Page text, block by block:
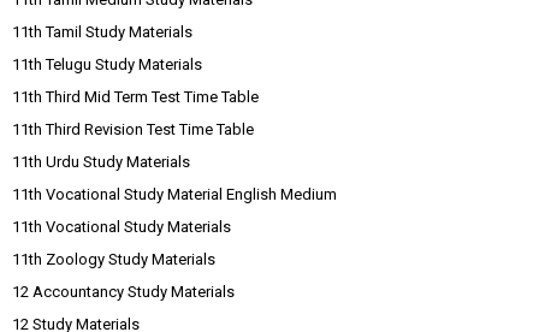
11th Tamil Study Materials
11th Telugu Study Materials
11th Third Mid Term Test Time Table
11th Third Revision Test Time Table
11th Urdu Study Materials
11th Vocational Study Material English Medium
11th Vocational Study Materials
11th Zoology Study Materials
12 Accountancy Study Materials
12 Study Materials